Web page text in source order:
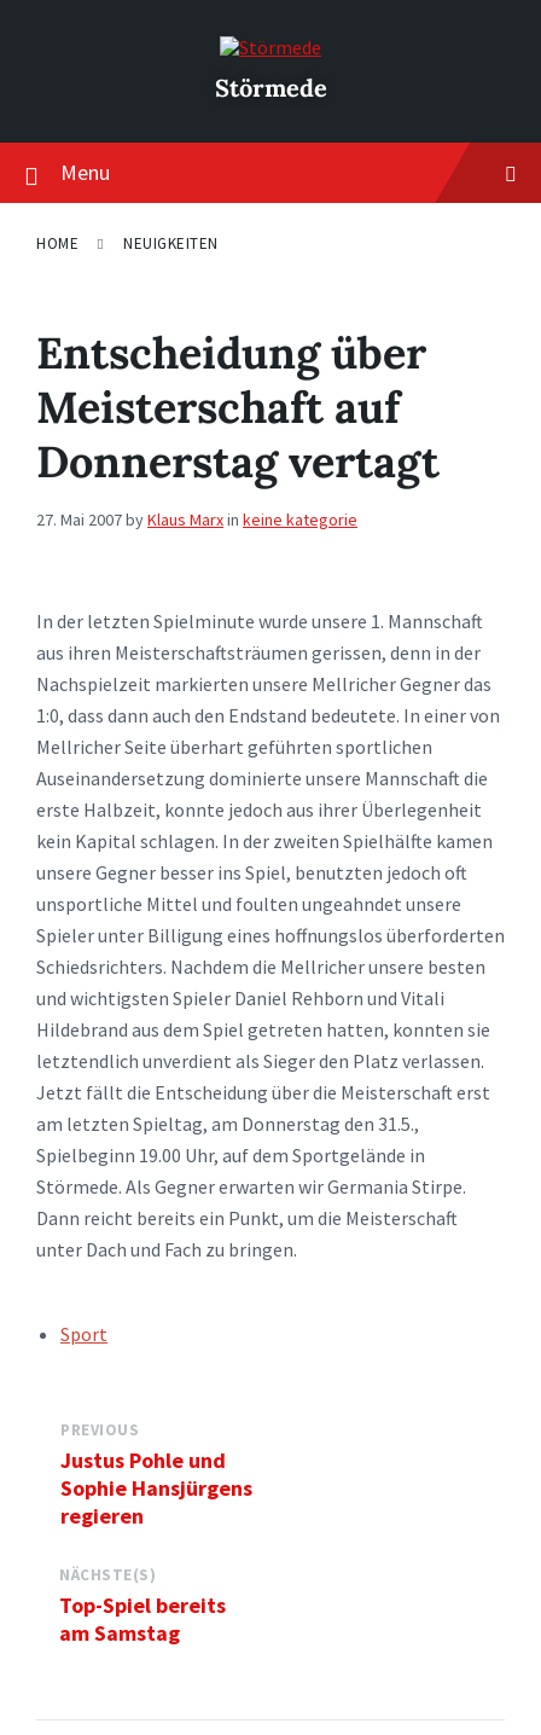
Störmede
Menu
HOME NEUIGKEITEN
Entscheidung über
Meisterschaft auf
Donnerstag vertagt
27. Mai 2007byKlaus Marxin keine kategorie
In der letzten Spielminute wurde unsere 1. Mannschaft
aus ihren Meisterschaftsträumen gerissen, denn in der
Nachspielzeit markierten unsere Mellricher Gegner das
1:0, dass dann auch den Endstand bedeutete. In einer von
Mellricher Seite überhart geführten sportlichen
Auseinandersetzung dominierte unsere Mannschaft die
erste Halbzeit, konnte jedoch aus ihrer Überlegenheit
kein Kapital schlagen. In der zweiten Spielhälfte kamen
unsere Gegner besser ins Spiel, benutzten jedoch oft
unsportliche Mittel und foulten ungeahndet unsere
Spieler unter Billigung eines hoffnungslos überforderten
Schiedsrichters. Nachdem die Mellricher unsere besten
und wichtigsten Spieler Daniel Rehborn und Vitali
Hildebrand aus dem Spiel getreten hatten, konnten sie
letztendlich unverdient als Sieger den Platz verlassen.
Jetzt fällt die Entscheidung über die Meisterschaft erst
am letzten Spieltag, am Donnerstag den 31.5.,
Spielbeginn 19.00 Uhr, auf dem Sportgelände in
Störmede. Als Gegner erwarten wir Germania Stirpe.
Dann reicht bereits ein Punkt, um die Meisterschaft
unter Dach und Fach zu bringen.
TAGS:Sport
PREVIOUS
Justus Pohle und
Sophie Hansjürgens
regieren
NÄCHSTE(S)
Top-Spiel bereits
am Samstag